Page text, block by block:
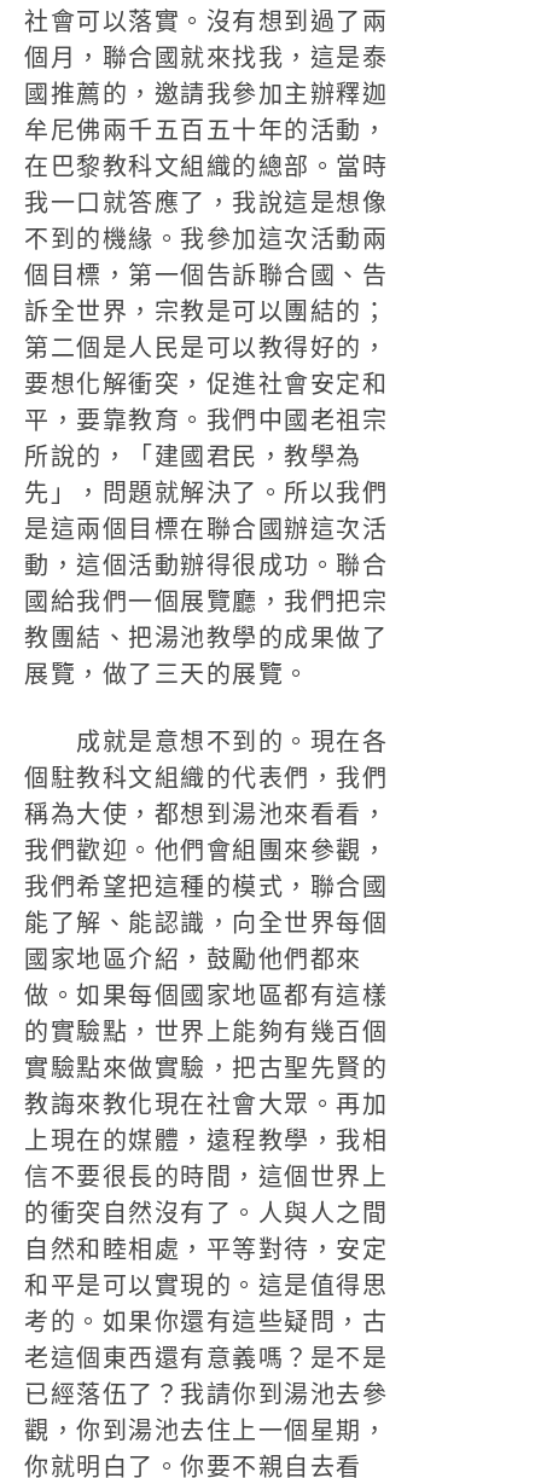
社會可以落實。沒有想到過了兩
個月，聯合國就來找我，這是泰
國推薦的，邀請我參加主辦釋迦
牟尼佛兩千五百五十年的活動，
在巴黎教科文組織的總部。當時
我一口就答應了，我說這是想像
不到的機緣。我參加這次活動兩
個目標，第一個告訴聯合國、告
訴全世界，宗教是可以團結的；
第二個是人民是可以教得好的，
要想化解衝突，促進社會安定和
平，要靠教育。我們中國老祖宗
所說的，「建國君民，教學為
先」，問題就解決了。所以我們
是這兩個目標在聯合國辦這次活
動，這個活動辦得很成功。聯合
國給我們一個展覽廳，我們把宗
教團結、把湯池教學的成果做了
展覽，做了三天的展覽。
成就是意想不到的。現在各
個駐教科文組織的代表們，我們
稱為大使，都想到湯池來看看，
我們歡迎。他們會組團來參觀，
我們希望把這種的模式，聯合國
能了解、能認識，向全世界每個
國家地區介紹，鼓勵他們都來
做。如果每個國家地區都有這樣
的實驗點，世界上能夠有幾百個
實驗點來做實驗，把古聖先賢的
教誨來教化現在社會大眾。再加
上現在的媒體，遠程教學，我相
信不要很長的時間，這個世界上
的衝突自然沒有了。人與人之間
自然和睦相處，平等對待，安定
和平是可以實現的。這是值得思
考的。如果你還有這些疑問，古
老這個東西還有意義嗎？是不是
已經落伍了？我請你到湯池去參
觀，你到湯池去住上一個星期，
你就明白了。你要不親自去看